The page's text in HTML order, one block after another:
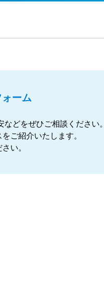
ーム
どをぜひご相談ください。
ご紹介いたします。
い。